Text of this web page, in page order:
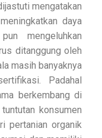
mengatakan
daya
mengeluhkan
ditanggung oleh
masih banyaknya
Padahal
berkembang di
konsumen
pertanian organik